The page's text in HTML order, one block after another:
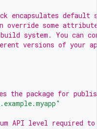
encapsulates default
override some
system. You can
versions of your
the package for
API level required